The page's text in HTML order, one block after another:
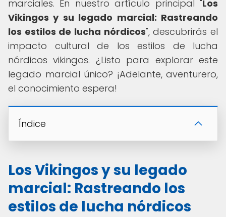
marciales. En nuestro artículo principal "Los
Vikingos y su legado marcial: Rastreando
los estilos de lucha nórdicos", descubrirás el
impacto cultural de los estilos de lucha
nórdicos vikingos. ¿Listo para explorar este
legado marcial único? ¡Adelante, aventurero,
el conocimiento espera!
Índice
Los Vikingos y su legado
marcial: Rastreando los
estilos de lucha nórdicos